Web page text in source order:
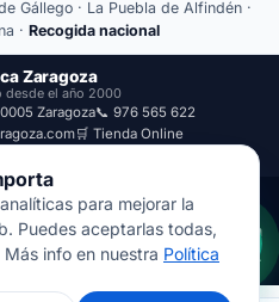
Gállego · La Puebla de Alfindén ·
· Recogida nacional
Zaragoza
desde el año 2000
Zaragoza📞 976 565 622
🛒 Tienda Online
S.L. · Tienda Informática Zaragoza
Ordenadores, Portátiles y Móviles.
para mejorar la
Puedes aceptarlas todas,
info en nuestra Política